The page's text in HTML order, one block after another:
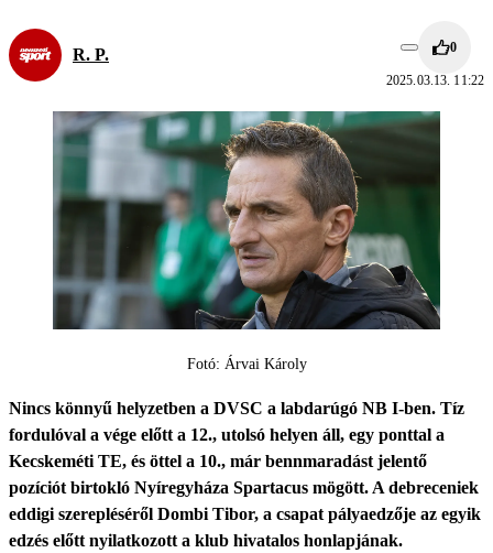
R. P. 0
2025.03.13. 11:22
Fotó: Árvai Károly
Nincs könnyű helyzetben a DVSC a labdarúgó NB I-ben. Tíz
fordulóval a vége előtt a 12., utolsó helyen áll, egy ponttal a
Kecskeméti TE, és öttel a 10., már bennmaradást jelentő
pozíciót birtokló Nyíregyháza Spartacus mögött. A debreceniek
eddigi szerepléséről Dombi Tibor, a csapat pályaedzője az egyik
edzés előtt nyilatkozott a klub hivatalos honlapjának.